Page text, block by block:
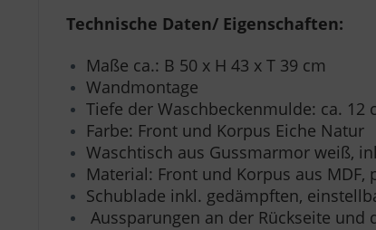
Technische Daten/ Eigenschaften:
Maße ca.: B 50 x H 43 x T 39 cm
Wandmontage
Tiefe der Waschbeckenmulde: ca. 12
Farbe: Front und Korpus Eiche Natur
Waschtisch aus Gussmarmor weiß,
Material: Front und Korpus aus
Schublade inkl. gedämpften,
Aussparungen an der Rückseite